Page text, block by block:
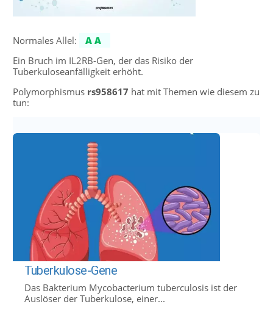
Normales Allel:
AA
Ein Bruch im IL2RB-Gen, der das Risiko der
Tuberkuloseanfälligkeit erhöht.
Polymorphismus rs958617 hat mit Themen wie diesem zu
tun:
Tuberkulose-Gene
Das Bakterium Mycobacterium tuberculosis ist der
Auslöser der Tuberkulose, einer...